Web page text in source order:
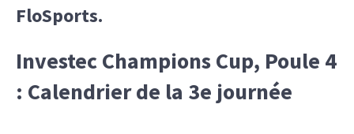
FloSports.
Investec Champions Cup, Poule 4
: Calendrier de la 3e journée